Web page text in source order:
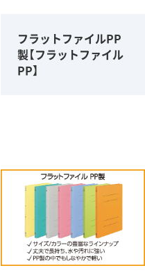
フラットファイルPP
製【フラットファイル
PP】